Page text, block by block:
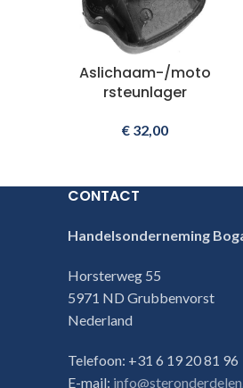
Aslichaam-/moto
rsteunlager
€32,00
CONTACT
Handelsonderneming
Horsterweg 55
5971 ND Grubbenvorst
Nederland
Telefoon: +31 6 19 20 81 96
E-mail: